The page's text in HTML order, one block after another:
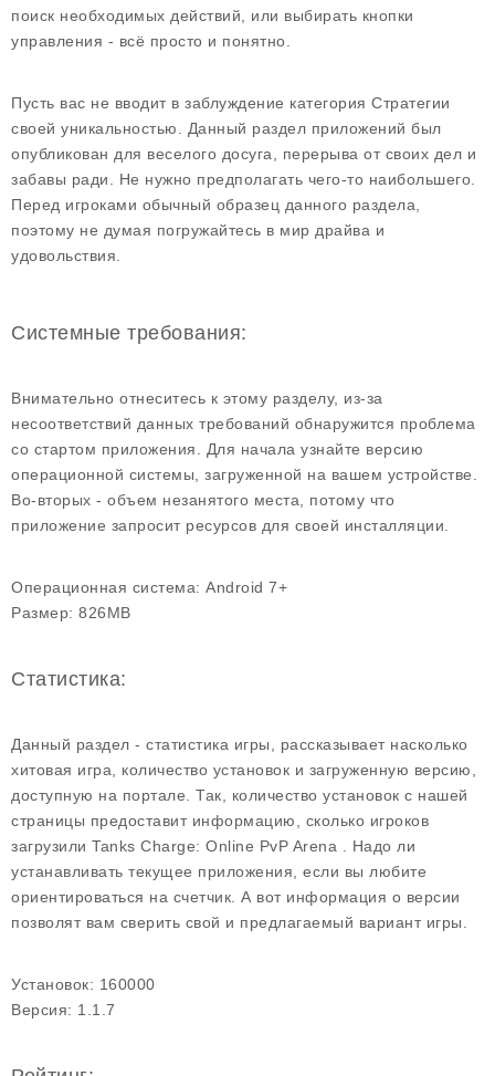
поиск необходимых действий, или выбирать кнопки
управления - всё просто и понятно.
Пусть вас не вводит в заблуждение категория Стратегии
своей уникальностью. Данный раздел приложений был
опубликован для веселого досуга, перерыва от своих дел и
забавы ради. Не нужно предполагать чего-то наибольшего.
Перед игроками обычный образец данного раздела,
поэтому не думая погружайтесь в мир драйва и
удовольствия.
Системные требования:
Внимательно отнеситесь к этому разделу, из-за
несоответствий данных требований обнаружится проблема
со стартом приложения. Для начала узнайте версию
операционной системы, загруженной на вашем устройстве.
Во-вторых - объем незанятого места, потому что
приложение запросит ресурсов для своей инсталляции.
Операционная система: Android 7+
Размер: 826MB
Статистика:
Данный раздел - статистика игры, рассказывает насколько
хитовая игра, количество установок и загруженную версию,
доступную на портале. Так, количество установок с нашей
страницы предоставит информацию, сколько игроков
загрузили Tanks Charge: Online PvP Arena . Надо ли
устанавливать текущее приложения, если вы любите
ориентироваться на счетчик. А вот информация о версии
позволят вам сверить свой и предлагаемый вариант игры.
Установок: 160000
Версия: 1.1.7